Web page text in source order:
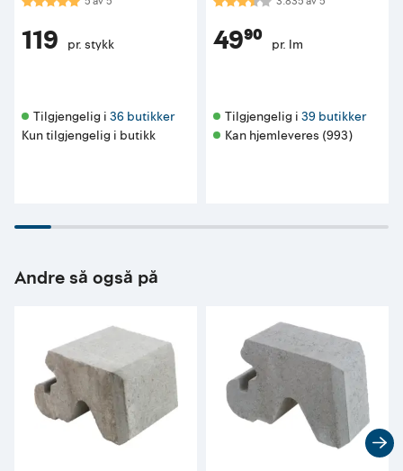
119 pr. stykk
Tilgjengelig i 36 butikker
Kun tilgjengelig i butikk
49⁹⁰ pr. lm
Tilgjengelig i 39 butikker
Kan hjemleveres (993)
Andre så også på